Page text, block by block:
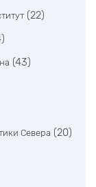
(22)
(43)
Севера (20)